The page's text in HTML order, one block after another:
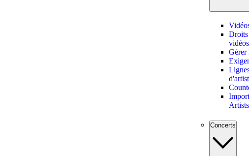
Droits
vidéos
Gérer
Artists
Concerts